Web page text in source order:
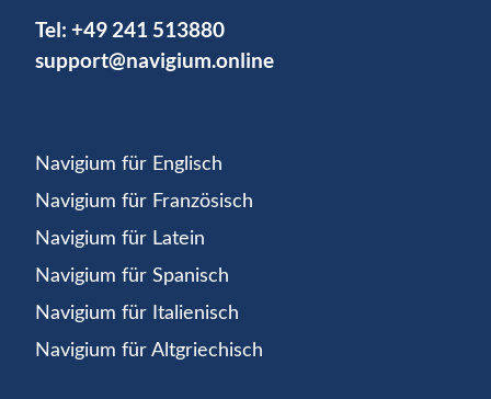
Tel: +49 241 513880
support@navigium.online
Navigium für Englisch
Navigium für Französisch
Navigium für Latein
Navigium für Spanisch
Navigium für Italienisch
Navigium für Altgriechisch